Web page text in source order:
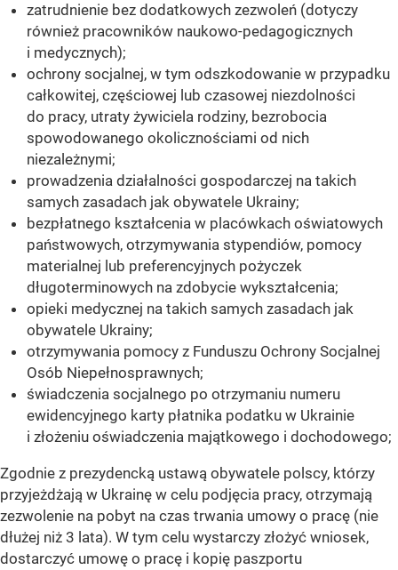
zatrudnienie bez dodatkowych zezwoleń (dotyczy
również pracowników naukowo-pedagogicznych
i medycznych);
ochrony socjalnej, w tym odszkodowanie w przypadku
całkowitej, częściowej lub czasowej niezdolności
do pracy, utraty żywiciela rodziny, bezrobocia
spowodowanego okolicznościami od nich
niezależnymi;
prowadzenia działalności gospodarczej na takich
samych zasadach jak obywatele Ukrainy;
bezpłatnego kształcenia w placówkach oświatowych
państwowych, otrzymywania stypendiów, pomocy
materialnej lub preferencyjnych pożyczek
długoterminowych na zdobycie wykształcenia;
opieki medycznej na takich samych zasadach jak
obywatele Ukrainy;
otrzymywania pomocy z Funduszu Ochrony Socjalnej
Osób Niepełnosprawnych;
świadczenia socjalnego po otrzymaniu numeru
ewidencyjnego karty płatnika podatku w Ukrainie
i złożeniu oświadczenia majątkowego i dochodowego;
Zgodnie z prezydencką ustawą obywatele polscy, którzy
przyjeżdżają w Ukrainę w celu podjęcia pracy, otrzymają
zezwolenie na pobyt na czas trwania umowy o pracę (nie
dłużej niż 3 lata). W tym celu wystarczy złożyć wniosek,
dostarczyć umowę o pracę i kopię paszportu